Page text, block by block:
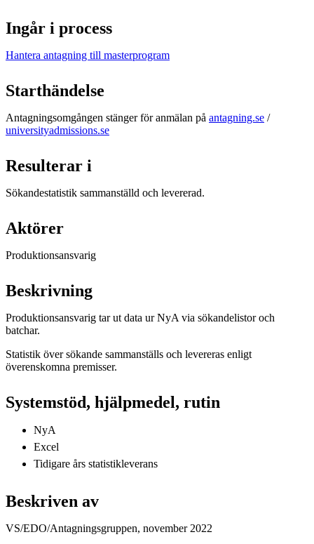
Ingår i process
Hantera antagning till masterprogram
Starthändelse
Antagningsomgången stänger för anmälan på antagning.se /
universityadmissions.se
Resulterar i
Sökandestatistik sammanställd och levererad.
Aktörer
Produktionsansvarig
Beskrivning
Produktionsansvarig tar ut data ur NyA via sökandelistor och
batchar.
Statistik över sökande sammanställs och levereras enligt
överenskomna premisser.
Systemstöd, hjälpmedel, rutin
NyA
Excel
Tidigare års statistikleverans
Beskriven av
VS/EDO/Antagningsgruppen, november 2022